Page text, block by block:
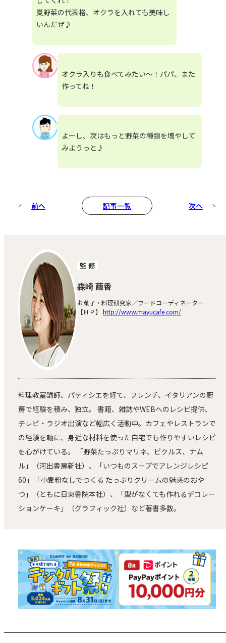
夏野菜の代表格、オクラを入れても美味し
いんだぜ♪
オクラ入りも食べてみたい～！パパ、また
作ってね！
よーし、次はもっと野菜の種類を増やして
みようっと♪
前へ 記事一覧 次へ
監 修
森崎 繭香
お菓子・料理研究家／フードコーディネーター
【ＨＰ】http://www.mayucafe.com/
料理教室講師、パティシエを経て、フレンチ、イタリアンの厨
房で経験を積み、独立。 書籍、雑誌やWEBへのレシピ提供、
テレビ・ラジオ出演など幅広く活動中。カフェやレストランで
の経験を軸に、身近な材料を使った自宅でも作りやすいレシピ
を心がけている。 「野菜たっぷりマリネ、ピクルス、ナム
ル」（河出書房新社）、「いつものスープでアレンジレシピ
60」「小麦粉なしでつくる たっぷりクリームの魅惑のおや
つ」（ともに日東書院本社）、「型がなくても作れるデコレー
ションケーキ」（グラフィック社）など著書多数。